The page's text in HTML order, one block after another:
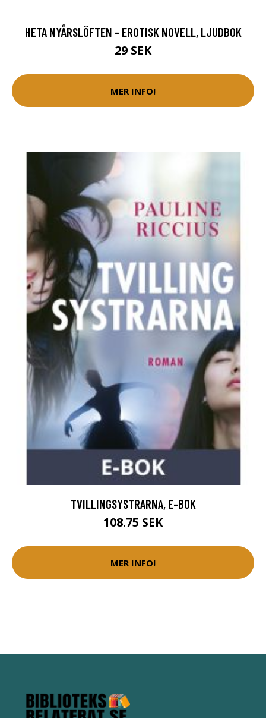
HETA NYÅRSLÖFTEN - EROTISK NOVELL, LJUDBOK
29 SEK
MER INFO!
TVILLINGSYSTRARNA, E-BOK
108.75 SEK
MER INFO!